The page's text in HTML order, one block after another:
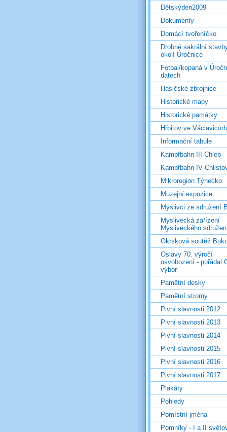
Dětskýden2009
Dokumenty
Domácí tvořeníčko
Drobné sakrální
okolí Úročnice
Fotbal/kopaná v
datech
Hasičské zbrojnice
Historické mapy
Historické památky
Hřbitov ve Václavicích
Informační tabule
Kampfbahn III Chleb
Kampfbahn IV
Mikroregion Týnecko
Muzejní expozice
Myslivci ze sdružení
Myslivecká zařízení
Mysliveckého
Okrsková soutěž
Oslavy 70. výročí
osvobození - pořádal
výbor
Pamětní desky
Pamětní stromy
Pivní slavnosti 2012
Pivní slavnosti 2013
Pivní slavnosti 2014
Pivní slavnosti 2015
Pivní slavnosti 2016
Pivní slavnosti 2017
Plakáty
Pohledy
Pomístní jména
Pomníky - I a II